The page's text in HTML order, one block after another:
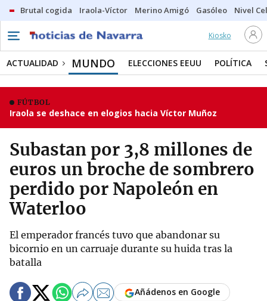
Brutal cogida Iraola-Víctor Merino Amigó Gasóleo Nivel
Kiosko
ACTUALIDAD MUNDO ELECCIONES EEUU POLÍTICA
FÚTBOL
Iraola se deshace en elogios hacia Víctor Muñoz
Subastan por 3,8 millones de
euros un broche de sombrero
perdido por Napoleón en
Waterloo
El emperador francés tuvo que abandonar su
bicornio en un carruaje durante su huida tras la
batalla
Añádenos en Google